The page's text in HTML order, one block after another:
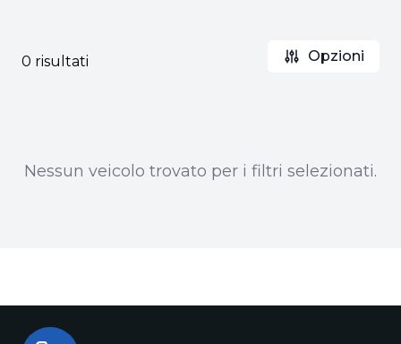
0 risultati Opzioni
Nessun veicolo trovato per i filtri selezionati.